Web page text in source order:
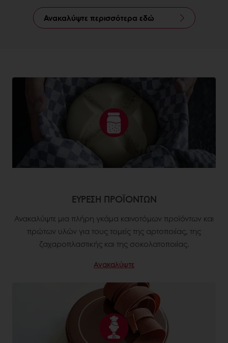
Ανακαλύψτε περισσότερα εδώ
ΕΥΡΕΣΗ ΠΡΟΪΟΝΤΩΝ
Ανακαλύψτε μια πλήρη γκάμα καινοτόμων προϊόντων και
πρώτων υλών για τους τομείς της αρτοποιίας, της
ζαχαροπλαστικής και της σοκολατοποιίας.
Ανακαλύψτε